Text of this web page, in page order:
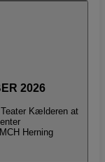
2026
Kælderen at
Herning